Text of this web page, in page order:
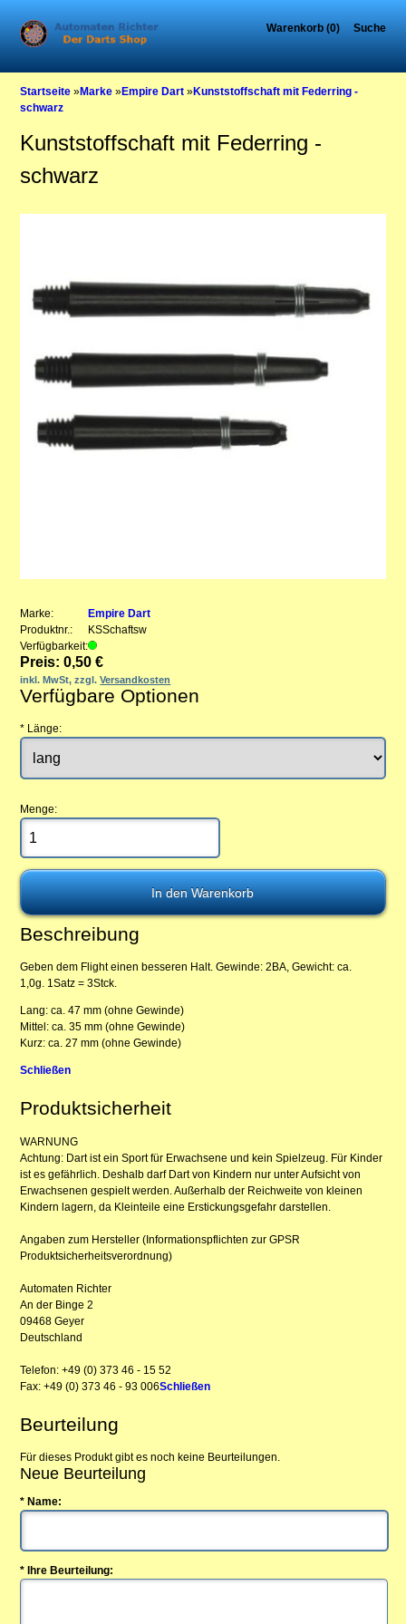
Warenkorb (0) Suche
Startseite »Marke »Empire Dart »Kunststoffschaft mit Federring -
schwarz
Kunststoffschaft mit Federring -
schwarz
Marke:
Empire Dart
Produktnr.:
KSSchaftsw
Verfügbarkeit:
Preis: 0,50 €
inkl. MwSt, zzgl.Versandkosten
Verfügbare Optionen
* Länge:
Menge:
Beschreibung
Geben dem Flight einen besseren Halt. Gewinde: 2BA, Gewicht: ca.
1,0g. 1Satz = 3Stck.
Lang: ca. 47 mm (ohne Gewinde)
Mittel: ca. 35 mm (ohne Gewinde)
Kurz: ca. 27 mm (ohne Gewinde)
Schließen
Produktsicherheit
WARNUNG
Achtung: Dart ist ein Sport für Erwachsene und kein Spielzeug. Für Kinder
ist es gefährlich. Deshalb darf Dart von Kindern nur unter Aufsicht von
Erwachsenen gespielt werden. Außerhalb der Reichweite von kleinen
Kindern lagern, da Kleinteile eine Erstickungsgefahr darstellen.
Angaben zum Hersteller (Informationspflichten zur GPSR
Produktsicherheitsverordnung)
Automaten Richter
An der Binge 2
09468 Geyer
Deutschland
Telefon: +49 (0) 373 46 - 15 52
Fax: +49 (0) 373 46 - 93 006Schließen
Beurteilung
Für dieses Produkt gibt es noch keine Beurteilungen.
Neue Beurteilung
* Name:
* Ihre Beurteilung: